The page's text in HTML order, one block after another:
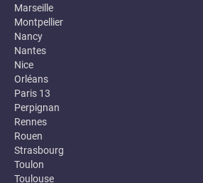
Marseille
Montpellier
Nancy
Nantes
Nice
Orléans
Paris 13
Perpignan
Rennes
Rouen
Strasbourg
Toulon
Toulouse